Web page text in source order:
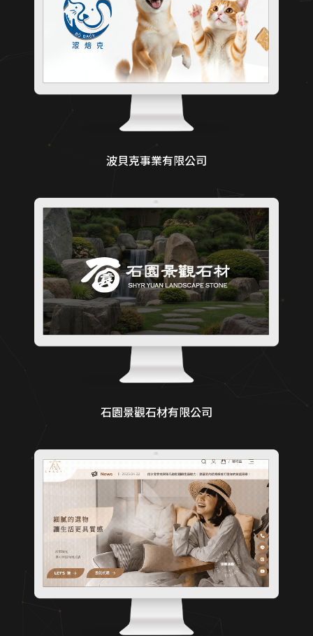
波貝克事業有限公司
石園景觀石材有限公司